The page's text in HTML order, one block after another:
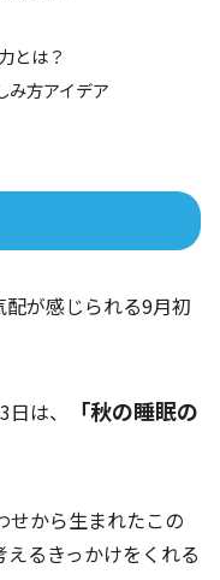
とは？
み方アイデア
が感じられる9月初
は、
「秋の睡眠の
せから生まれたこの
るきっかけをくれる